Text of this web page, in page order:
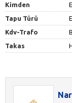
Kimden
Tapu Türü
Kdv-Trafo
Takas